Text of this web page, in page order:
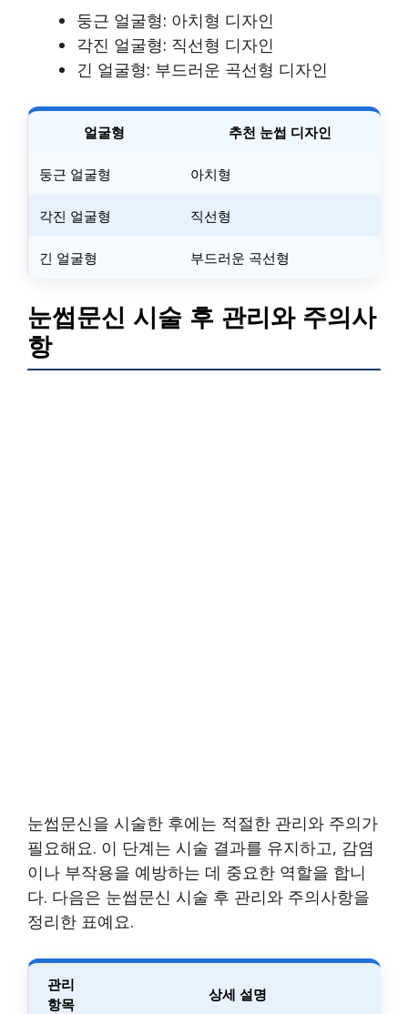
둥근 얼굴형: 아치형 디자인
각진 얼굴형: 직선형 디자인
긴 얼굴형: 부드러운 곡선형 디자인
얼굴형 추천 눈썹 디자인
둥근 얼굴형 아치형
각진 얼굴형 직선형
긴 얼굴형 부드러운 곡선형
눈썹문신 시술 후 관리와 주의사
항
눈썹문신을 시술한 후에는 적절한 관리와 주의가
필요해요. 이 단계는 시술 결과를 유지하고, 감염
이나 부작용을 예방하는 데 중요한 역할을 합니
다. 다음은 눈썹문신 시술 후 관리와 주의사항을
정리한 표예요.
관리
항목
상세 설명